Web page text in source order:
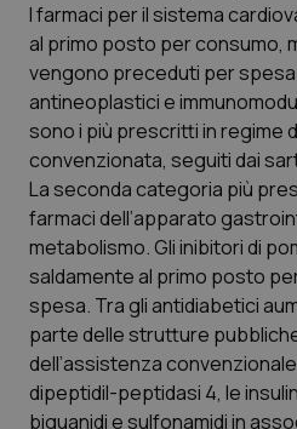
I farmaci per il sistema
al primo posto per consumo,
vengono preceduti per
antineoplastici e
sono i più prescritti in regime
convenzionata, seguiti dai
La seconda categoria più
farmaci dell’apparato
metabolismo. Gli inibitori di
saldamente al primo posto
spesa. Tra gli antidiabetici
parte delle strutture
dell’assistenza
dipeptidil-peptidasi 4, le
biguanidi e sulfonamidi in